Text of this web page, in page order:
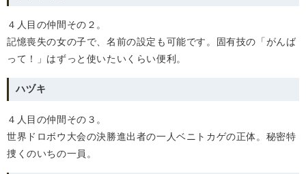
４人目の仲間その２。
記憶喪失の女の子で、名前の設定も可能です。固有技の「がんば
って！」はずっと使いたいくらい便利。
ハヅキ
４人目の仲間その３。
世界ドロボウ大会の決勝進出者の一人ベニトカゲの正体。秘密特
捜くのいちの一員。